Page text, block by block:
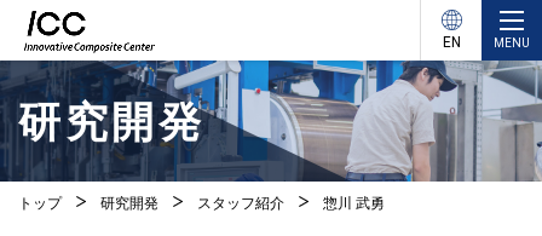
EN MENU
研究開発
トップ 研究開発 スタッフ紹介 惣川 武勇